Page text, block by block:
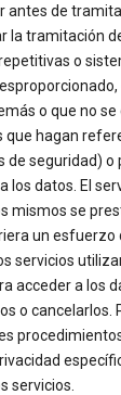
antes de
la tramitación
o
o que no
que hagan
de seguridad) o
los datos. El
mismos se
un esfuerzo
servicios
acceder a los
o
servicios.